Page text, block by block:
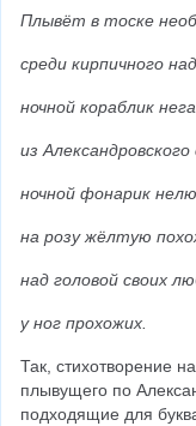
Плывёт в тоске
среди кирпичного
ночной кораблик
из Александровского
ночной фонарик
на розу жёлтую
над головой своих
у ног прохожих.
Так, стихотворение
плывущего по
подходящие для